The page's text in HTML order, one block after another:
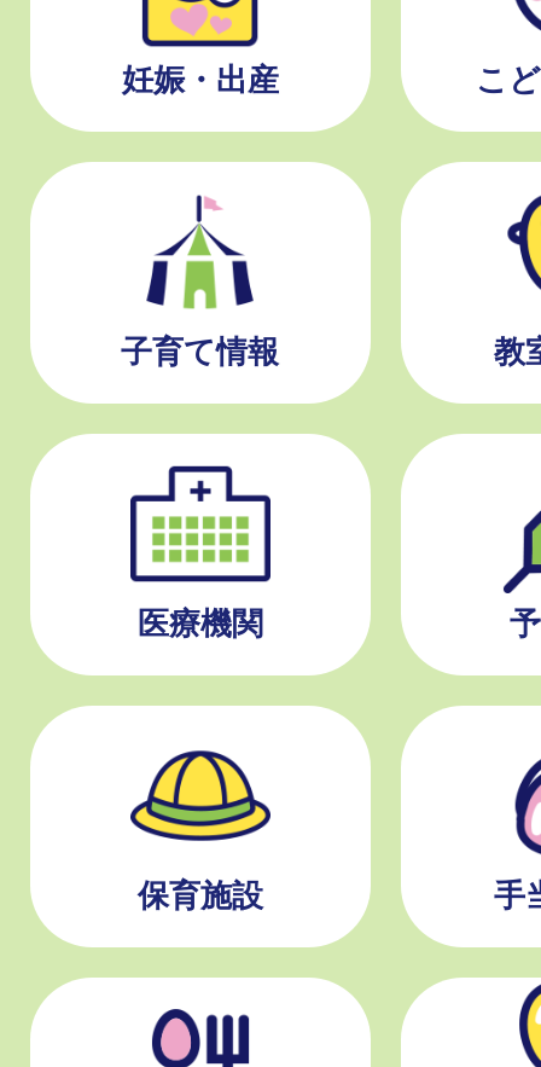
妊娠・出産 こ
子育て情報 教
医療機関
保育施設 手